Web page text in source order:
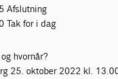
Afslutning
Tak for i dag
hvornår?
25. oktober 2022 kl.